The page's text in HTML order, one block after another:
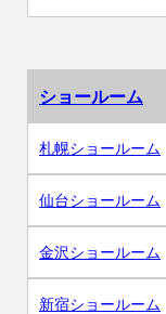
ショールーム
札幌ショールーム
仙台ショールーム
金沢ショールーム
新宿ショールーム